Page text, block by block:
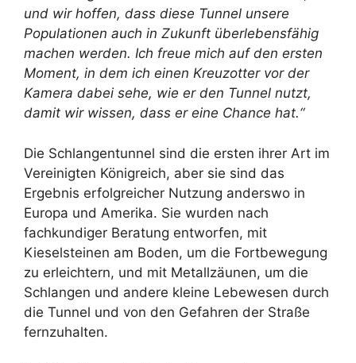
und wir hoffen, dass diese Tunnel unsere
Populationen auch in Zukunft überlebensfähig
machen werden. Ich freue mich auf den ersten
Moment, in dem ich einen Kreuzotter vor der
Kamera dabei sehe, wie er den Tunnel nutzt,
damit wir wissen, dass er eine Chance hat.“
Die Schlangentunnel sind die ersten ihrer Art im
Vereinigten Königreich, aber sie sind das
Ergebnis erfolgreicher Nutzung anderswo in
Europa und Amerika. Sie wurden nach
fachkundiger Beratung entworfen, mit
Kieselsteinen am Boden, um die Fortbewegung
zu erleichtern, und mit Metallzäunen, um die
Schlangen und andere kleine Lebewesen durch
die Tunnel und von den Gefahren der Straße
fernzuhalten.